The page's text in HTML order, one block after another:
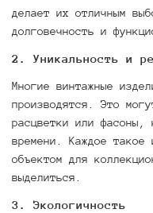
делает их отличным
долговечность и
2. Уникальность и
Многие винтажные
производятся. Это
расцветки или фасоны,
времени. Каждое такое
объектом для
выделиться.
3. Экологичность